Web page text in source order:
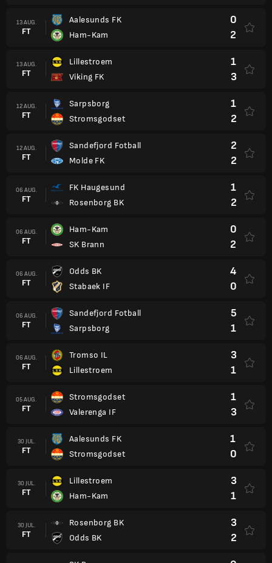
13 AUG.
FT
Aalesunds FK
Ham-Kam
0
2
13 AUG.
FT
Lillestroem
Viking FK
1
3
12 AUG.
FT
Sarpsborg
Stromsgodset
1
2
12 AUG.
FT
Sandefjord Fotball
Molde FK
2
2
06 AUG.
FT
FK Haugesund
Rosenborg BK
1
2
06 AUG.
FT
Ham-Kam
SK Brann
0
2
06 AUG.
FT
Odds BK
Stabaek IF
4
0
06 AUG.
FT
Sandefjord Fotball
Sarpsborg
5
1
06 AUG.
FT
Tromso IL
Lillestroem
3
1
05 AUG.
FT
Stromsgodset
Valerenga IF
1
3
30 JUL.
FT
Aalesunds FK
Stromsgodset
1
0
30 JUL.
FT
Lillestroem
Ham-Kam
3
1
30 JUL.
FT
Rosenborg BK
Odds BK
3
2